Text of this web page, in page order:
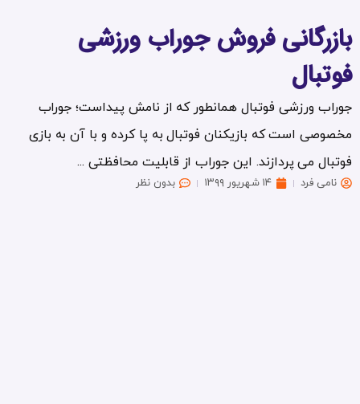
بازرگانی فروش جوراب ورزشی
فوتبال
جوراب ورزشی فوتبال همانطور که از نامش پیداست؛ جوراب
مخصوصی است که بازیکنان فوتبال به پا کرده و با آن به بازی
فوتبال می پردازند. این جوراب از قابلیت محافظتی ...
نامی فرد ۱۴ شهریور ۱۳۹۹ بدون نظر